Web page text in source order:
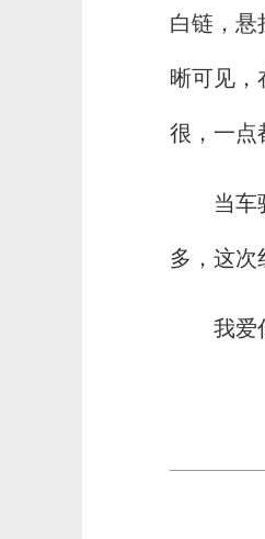
白链，悬
晰可见，
很，一点
当车
多，这次
我